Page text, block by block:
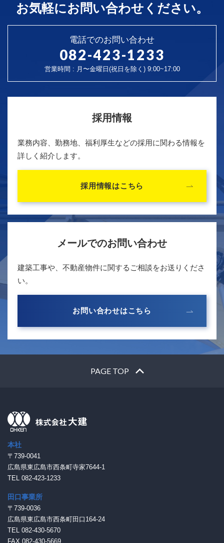
お気軽にお問い合わせください。
電話でのお問い合わせ
082-423-1233
営業時間 : 月〜金曜日(祝日を除く) 9:00~17:00
採用情報
業務内容、勤務地、福利厚生などの採用に関わる情報を
詳しく紹介します。
採用情報はこちら
メールでのお問い合わせ
建築工事や、不動産物件に関するご相談をお送りくださ
い。
お問い合わせはこちら
PAGE TOP
本社
〒739-0041
広島県東広島市西条町寺家7644-1
TEL 082-423-1233
田口事業所
〒739-0036
広島県東広島市西条町田口164-24
TEL 082-430-5670
FAX 082-430-5669